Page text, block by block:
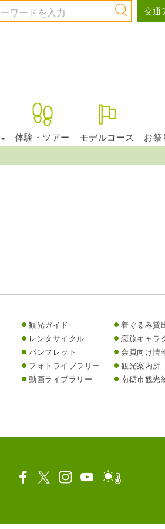
交通
体験・ツアー モデルコース お祭
約款
観光ガイド
レンタサイクル
パンフレット
フォトライブラリー
動画ライブラリー
着ぐるみ貸
恋旅キャラ
会員向け情
観光案内所
南砺市観光